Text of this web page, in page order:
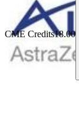
CME Credits18.00